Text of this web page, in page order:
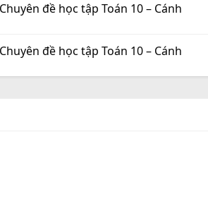
đề học tập Toán 10 – Cánh
đề học tập Toán 10 – Cánh